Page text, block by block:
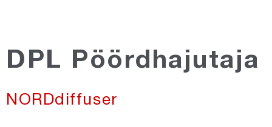
DPL Pöördhajutaja
NORDdiffuser